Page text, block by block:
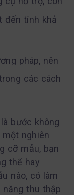
đến tính khả
pháp, nên
các cách
bước không
một nghiên
cỡ mẫu, bạn
thể hay
nào, có làm
năng thu thập